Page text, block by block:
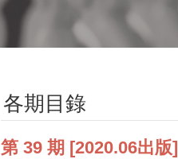
各期目錄
第 39 期 [2020.06出版]